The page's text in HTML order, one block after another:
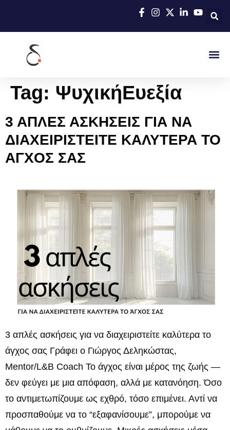
Tag: ΨυχικήΕυεξία
3 ΑΠΛΕΣ ΑΣΚΗΣΕΙΣ ΓΙΑ ΝΑ
ΔΙΑΧΕΙΡΙΣΤΕΙΤΕ ΚΑΛΥΤΕΡΑ ΤΟ
ΑΓΧΟΣ ΣΑΣ
3 απλές ασκήσεις για να διαχειριστείτε καλύτερα το
άγχος σας Γράφει ο Γιώργος Δεληκώστας,
Mentor/L&B Coach Το άγχος είναι μέρος της ζωής —
δεν φεύγει με μια απόφαση, αλλά με κατανόηση. Όσο
το αντιμετωπίζουμε ως εχθρό, τόσο επιμένει. Αντί να
προσπαθούμε να το “εξαφανίσουμε”, μπορούμε να